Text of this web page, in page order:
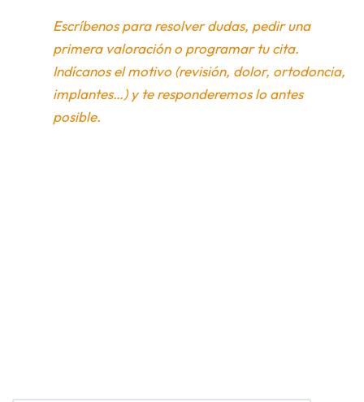
Escríbenos para resolver dudas, pedir una
primera valoración o programar tu cita.
Indícanos el motivo (revisión, dolor, ortodoncia,
implantes…) y te responderemos lo antes
posible.